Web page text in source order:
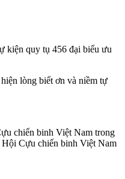
kiện quy tụ 456 đại biểu ưu
lòng biết ơn và niềm tự
chiến binh Việt Nam trong
Cựu chiến binh Việt Nam